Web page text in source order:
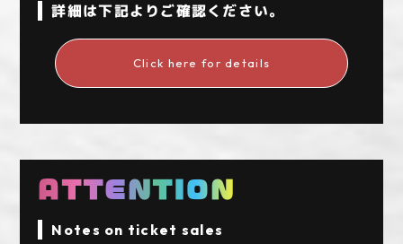
詳細は下記よりご確認ください。
Click here for details
ATTENTION
Notes on ticket sales